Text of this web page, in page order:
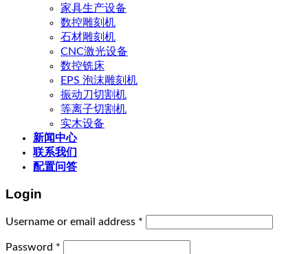
家具生产设备
数控雕刻机
石材雕刻机
CNC激光设备
数控铣床
EPS 泡沫雕刻机
振动刀切割机
等离子切割机
实木设备
新闻中心
联系我们
配置问答
Login
Username or email address *
Password *